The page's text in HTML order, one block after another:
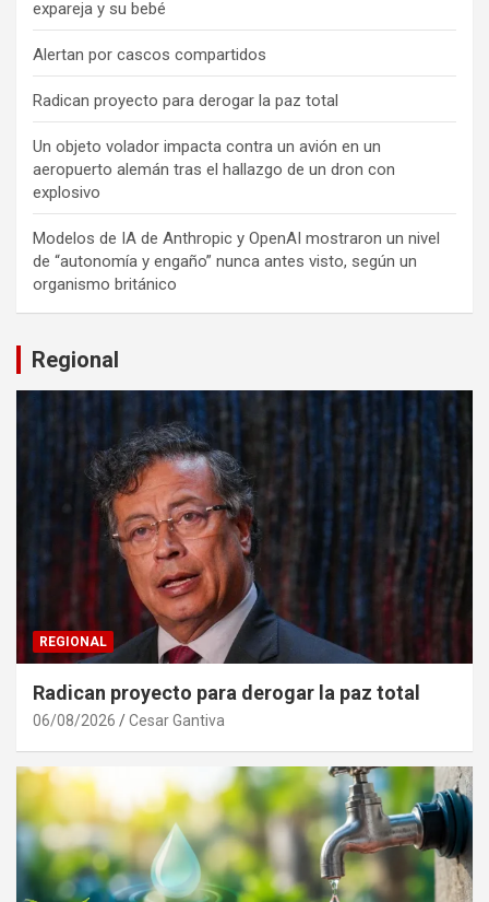
expareja y su bebé
Alertan por cascos compartidos
Radican proyecto para derogar la paz total
Un objeto volador impacta contra un avión en un
aeropuerto alemán tras el hallazgo de un dron con
explosivo
Modelos de IA de Anthropic y OpenAI mostraron un nivel
de “autonomía y engaño” nunca antes visto, según un
organismo británico
Regional
REGIONAL
Radican proyecto para derogar la paz total
06/08/2026 Cesar Gantiva